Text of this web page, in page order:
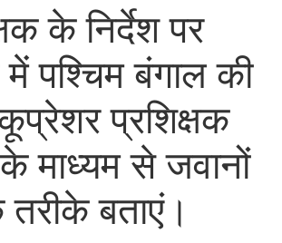
के निर्देश पर
पश्चिम बंगाल की
प्रशिक्षक
माध्यम से जवानों
बताएं।